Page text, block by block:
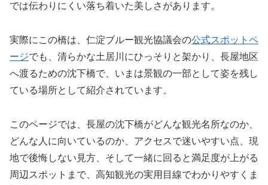
では伝わりにくい落ち着いた美しさがあります。
実際にこの橋は、仁淀ブルー観光協議会の公式スポットペ
ージでも、清らかな土居川にひっそりと架かり、長屋地区
へ渡るための沈下橋で、いまは景観の一部として姿を残し
ている場所として紹介されています。
このページでは、長屋の沈下橋がどんな観光名所なのか、
どんな人に向いているのか、アクセスで迷いやすい点、現
地で後悔しない見方、そして一緒に回ると満足度が上がる
周辺スポットまで、高知観光の実用目線でわかりやすくま